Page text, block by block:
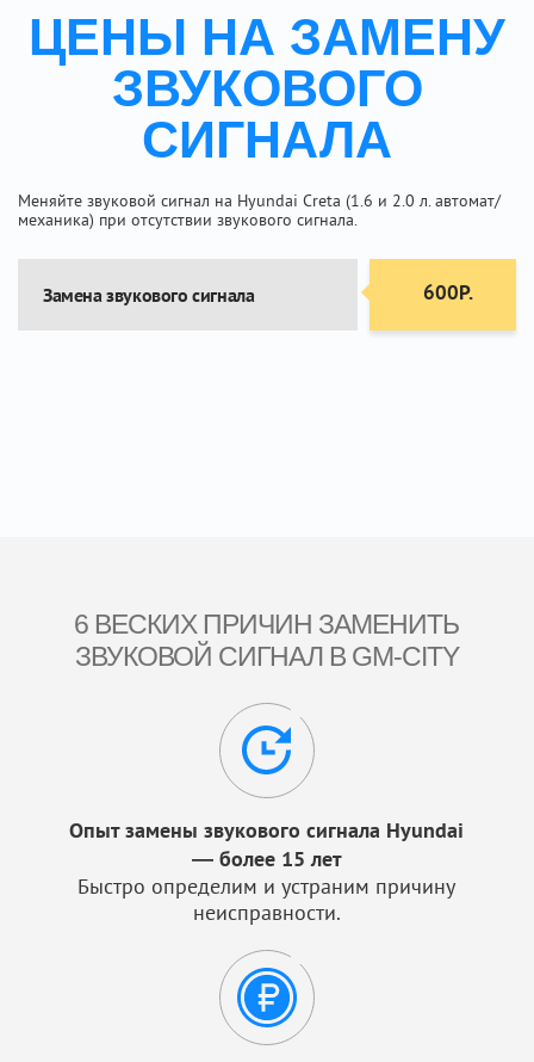
ЦЕНЫ НА ЗАМЕНУ
ЗВУКОВОГО
СИГНАЛА
Меняйте звуковой сигнал на Hyundai Creta (1.6 и 2.0 л. автомат/
механика) при отсутствии звукового сигнала.
Замена звукового сигнала 600Р.
6 ВЕСКИХ ПРИЧИН ЗАМЕНИТЬ
ЗВУКОВОЙ СИГНАЛ В GM-CITY
Опыт замены звукового сигнала Hyundai
— более 15 лет
Быстро определим и устраним причину
неисправности.